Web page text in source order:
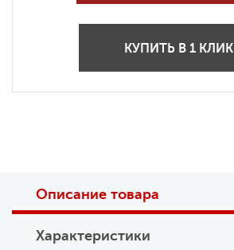
КУПИТЬ В 1 КЛИК
Описание товара
Характеристики